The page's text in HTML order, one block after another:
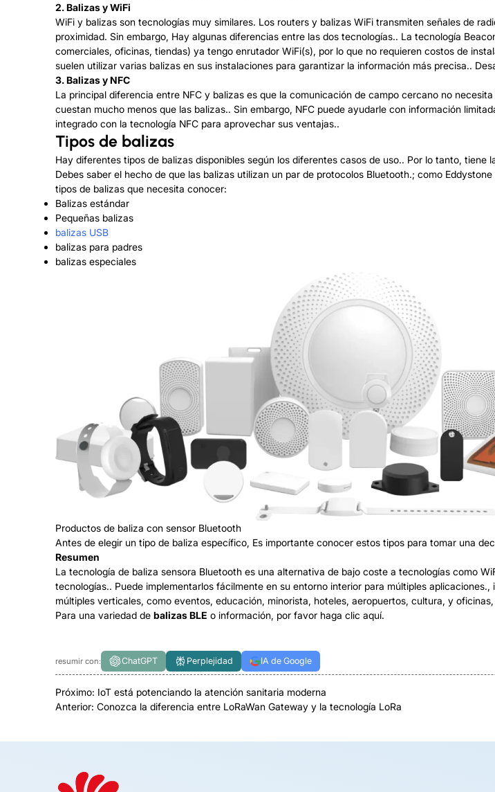
2. Balizas y WiFi
WiFi y balizas son tecnologías muy similares. Los routers y balizas WiFi transmiten señales de
proximidad. Sin embargo, Hay algunas diferencias entre las dos tecnologías.. La tecnología
comerciales, oficinas, tiendas) ya tengo enrutador WiFi(s), por lo que no requieren costos de
suelen utilizar varias balizas en sus instalaciones para garantizar la información más precisa..
3. Balizas y NFC
La principal diferencia entre NFC y balizas es que la comunicación de campo cercano no
cuestan mucho menos que las balizas.. Sin embargo, NFC puede ayudarle con información
integrado con la tecnología NFC para aprovechar sus ventajas..
Tipos de balizas
Hay diferentes tipos de balizas disponibles según los diferentes casos de uso.. Por lo tanto,
Debes saber el hecho de que las balizas utilizan un par de protocolos Bluetooth.; como
tipos de balizas que necesita conocer:
Balizas estándar
Pequeñas balizas
balizas USB
balizas para padres
balizas especiales
Productos de baliza con sensor Bluetooth
Antes de elegir un tipo de baliza específico, Es importante conocer estos tipos para tomar una
Resumen
La tecnología de baliza sensora Bluetooth es una alternativa de bajo coste a tecnologías como
tecnologías.. Puede implementarlos fácilmente en su entorno interior para múltiples
múltiples verticales, como eventos, educación, minorista, hoteles, aeropuertos, cultura, y
Para una variedad de balizas BLE o información, por favor haga clic aquí.
resumir con: ChatGPT Perplejidad IA de Google
Próximo: IoT está potenciando la atención sanitaria moderna
Anterior: Conozca la diferencia entre LoRaWan Gateway y la tecnología LoRa